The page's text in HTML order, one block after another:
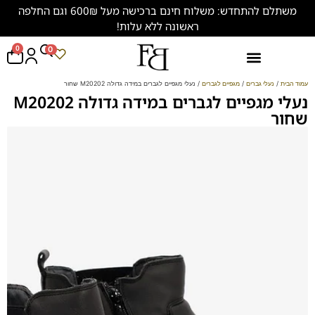
משתלם להתחדש: משלוח חינם ברכישה מעל 600₪ וגם החלפה
ראשונה ללא עלות!
0 0
עמוד הבית / נעלי גברים / מגפיים לגברים / נעלי מגפיים לגברים במידה גדולה M20202 שחור
נעלי מגפיים לגברים במידה גדולה M20202
שחור